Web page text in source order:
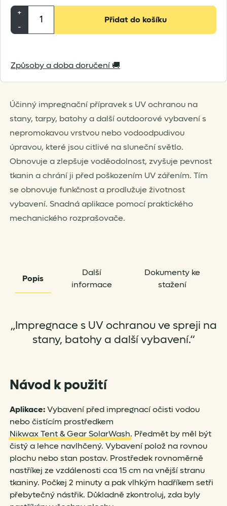
Účinný impregnační přípravek s UV ochranou na
stany, tarpy, batohy a další outdoorové vybavení s
nepromokavou vrstvou nebo vodoodpudivou
úpravou, které jsou citlivé na sluneční světlo.
Obnovuje a zlepšuje voděodolnost, zvyšuje pevnost
tkanin a chrání ji před poškozením UV zářením. Tím
se obnovuje funkčnost a prodlužuje životnost
vybavení. Snadná aplikace pomocí praktického
mechanického rozprašovače.
+
-
Tent
SolarProof
500
množství
Přidat do košíku
Způsoby a doba doručení 🚚
Popis
Další
informace
Dokumenty ke
stažení
„Impregnace s UV ochranou ve spreji na
stany, batohy a další vybavení.“
Návod k použití
Aplikace:Vybavení před impregnací očisti vodou
nebo čistícím prostředkem
Nikwax Tent & Gear SolarWash. Předmět by měl být
čistý a lehce navlhčený. Vybavení polož na rovnou
plochu nebo stan postav. Prostředek rovnoměrně
nastříkej ze vzdálenosti cca 15 cm na vnější stranu
tkaniny. Počkej 2 minuty a pak vlhkým hadříkem setři
přebytečný nástřik. Důkladně zkontroluj, zda byly